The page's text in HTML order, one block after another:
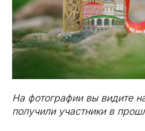
На фотографии вы видите
получили участники в